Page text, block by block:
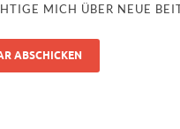
MICH ÜBER NEUE